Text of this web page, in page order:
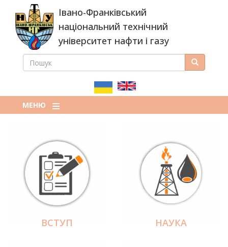
основного
вмісту
Івано-Франківський
національний технічний
університет нафти і газу
ПОШУКОВА
ПОШУК Пошук
МЕНЮ
ВСТУП НАУКА